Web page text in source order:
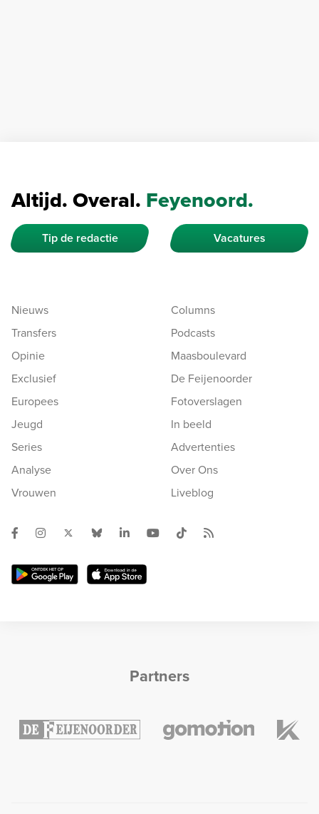
Altijd. Overal. Feyenoord.
Tip de redactie Vacatures
Nieuws
Transfers
Opinie
Exclusief
Europees
Jeugd
Series
Analyse
Vrouwen
Columns
Podcasts
Maasboulevard
De Feijenoorder
Fotoverslagen
In beeld
Advertenties
Over Ons
Liveblog
Partners